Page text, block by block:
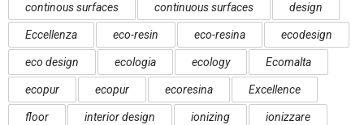
continous surfaces continuous surfaces design
Eccellenza eco-resin eco-resina ecodesign
eco design ecologia ecology Ecomalta
ecopur ecopur ecoresina Excellence
floor interior design ionizing ionizzare